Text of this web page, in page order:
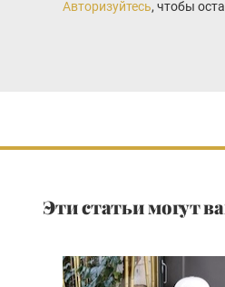
Авторизуйтесь, чтобы
Эти статьи могут